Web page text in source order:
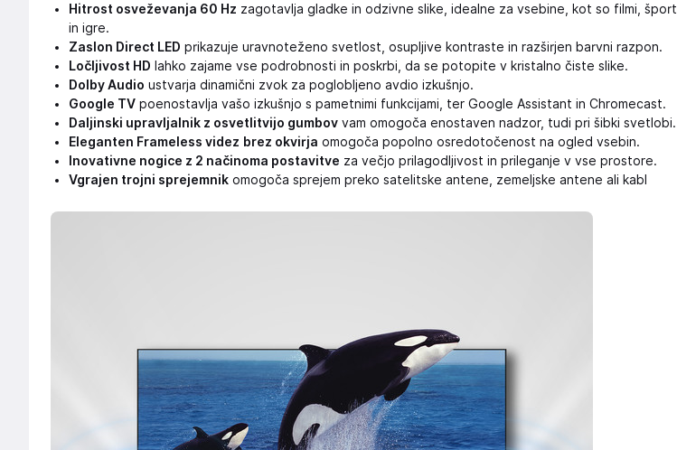
Hitrost osveževanja 60 Hz zagotavlja gladke in odzivne slike, idealne za vsebine, kot so filmi, šport
in igre.
Zaslon Direct LED prikazuje uravnoteženo svetlost, osupljive kontraste in razširjen barvni razpon.
Ločljivost HD lahko zajame vse podrobnosti in poskrbi, da se potopite v kristalno čiste slike.
Dolby Audio ustvarja dinamični zvok za poglobljeno avdio izkušnjo.
Google TV poenostavlja vašo izkušnjo s pametnimi funkcijami, ter Google Assistant in Chromecast.
Daljinski upravljalnik z osvetlitvijo gumbov vam omogoča enostaven nadzor, tudi pri šibki svetlobi.
Eleganten Frameless videz brez okvirja omogoča popolno osredotočenost na ogled vsebin.
Inovativne nogice z 2 načinoma postavitve za večjo prilagodljivost in prileganje v vse prostore.
Vgrajen trojni sprejemnik omogoča sprejem preko satelitske antene, zemeljske antene ali kabl